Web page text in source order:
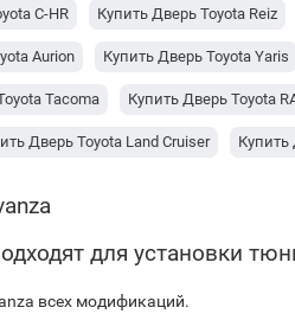
C-HR Купить Дверь Toyota Reiz
Aurion Купить Дверь Toyota Yaris
Tacoma Купить Дверь Toyota
Дверь Toyota Land Cruiser Купить
Lexus LX-серия
Chevrolet Spark
для установки
всех модификаций.